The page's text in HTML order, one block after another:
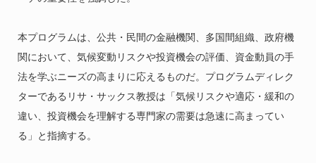
本プログラムは、公共・民間の金融機関、多国間組織、政府機
関において、気候変動リスクや投資機会の評価、資金動員の手
法を学ぶニーズの高まりに応えるものだ。プログラムディレク
ターであるリサ・サックス教授は「気候リスクや適応・緩和の
違い、投資機会を理解する専門家の需要は急速に高まってい
る」と指摘する。